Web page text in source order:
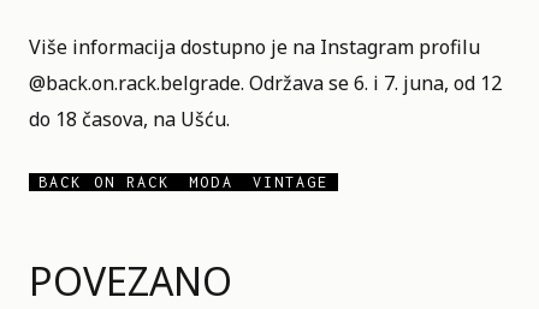
POVEZANO
Više informacija dostupno je na Instagram profilu
@back.on.rack.belgrade. Održava se 6. i 7. juna, od 12
do 18 časova, na Ušću.
BACK ON RACK MODA VINTAGE